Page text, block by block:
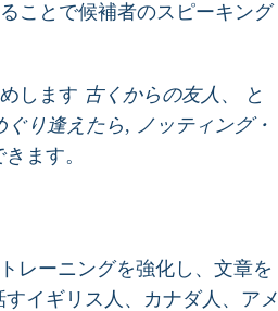
ことで候補者のスピーキング
します 古くからの友人 、 と
ぐり逢えたら, ノッティング・
ます。
レーニングを強化し、文章を
イギリス人、カナダ人、アメ